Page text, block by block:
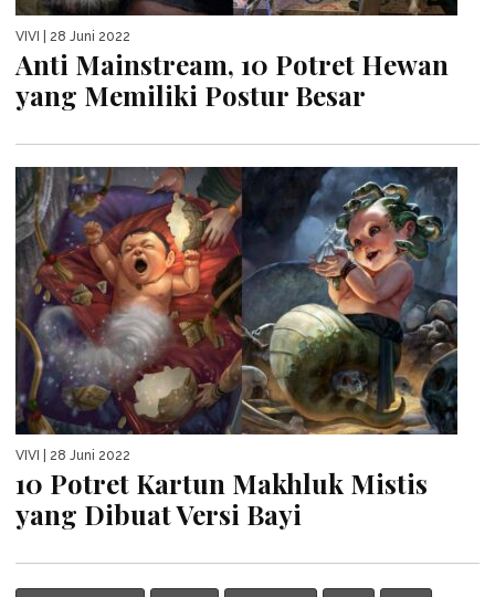
VIVI | 28 Juni 2022
Anti Mainstream, 10 Potret Hewan
yang Memiliki Postur Besar
VIVI | 28 Juni 2022
10 Potret Kartun Makhluk Mistis
yang Dibuat Versi Bayi